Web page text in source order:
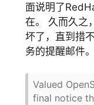
面说明了
在。 久而久之
坏了，直到措
务的提醒邮件。
Valued
final notice